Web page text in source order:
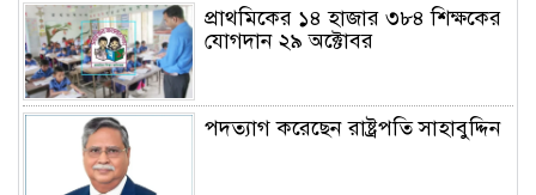
প্রাথমিকের ১৪ হাজার ৩৮৪ শিক্ষকের
যোগদান ২৯ অক্টোবর
পদত্যাগ করেছেন রাষ্ট্রপতি সাহাবুদ্দিন